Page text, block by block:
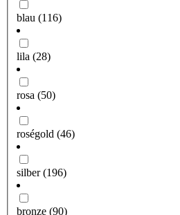
blau (116)
lila (28)
rosa (50)
roségold (46)
silber(196)
bronze (90)